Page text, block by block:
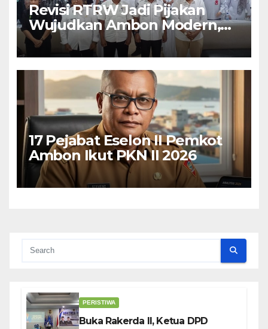
Revisi RTRW Jadi Pijakan
Wujudkan Ambon Modern,
Nyaman dan Berkelanjutan,
Kata Wali Kota Bodewin
17 Pejabat Eselon II Pemkot
Ambon Ikut PKN II 2026
PERISTIWA
Buka Rakerda II, Ketua DPD